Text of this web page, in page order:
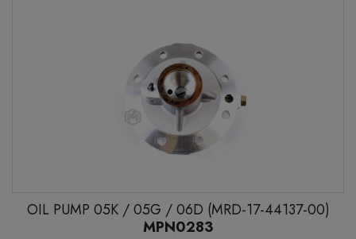
OIL PUMP 05K / 05G / 06D (MRD-17-44137-00)
MPN0283